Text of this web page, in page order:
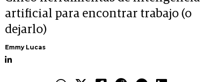
artificial para encontrar trabajo (o
dejarlo)
Emmy Lucas